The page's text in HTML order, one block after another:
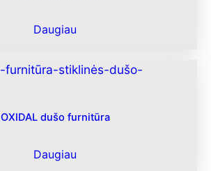
Daugiau
OXIDAL dušo furnitūra
Daugiau